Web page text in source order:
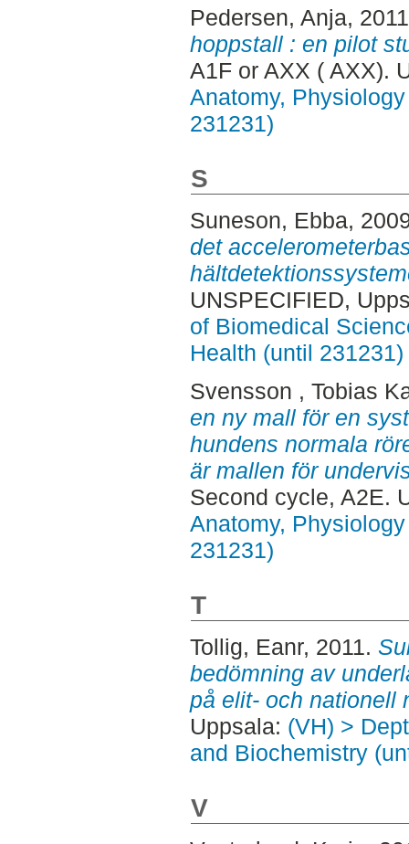
Pedersen, Anja,
hoppstall : en pilot
A1F or AXX ( AXX).
Anatomy,
231231)
S
Suneson, Ebba,
det
UNSPECIFIED,
of Biomedical
Health (until 231231)
Svensson , Tobias
en ny mall för en
hundens normala
är mallen för
Second cycle, A2E.
Anatomy,
231231)
T
Tollig, Eanr, 2011.
bedömning av
på elit- och nationell
Uppsala: (VH) >
and Biochemistry
V